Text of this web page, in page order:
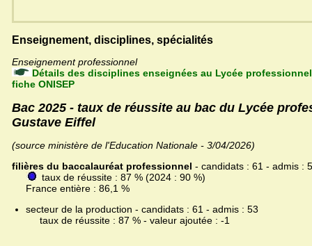
Enseignement, disciplines, spécialités
Enseignement professionnel
Détails des disciplines enseignées au Lycée
fiche ONISEP
Bac 2025 - taux de réussite au bac du Lycée
Gustave Eiffel
(source ministère de l'Education Nationale - 3/04/2026)
filières du baccalauréat professionnel - candidats : 61 - admis :
taux de réussite : 87 % (2024 : 90 %)
France entière : 86,1 %
secteur de la production - candidats : 61 - admis : 53
taux de réussite : 87 % - valeur ajoutée : -1